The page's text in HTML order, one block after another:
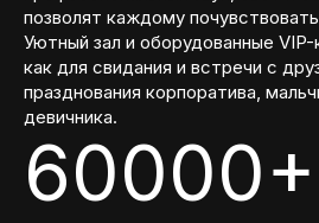
позволят каждому
Уютный зал и оборудованные
как для свидания и встречи с
празднования корпоратива,
девичника.
60000+